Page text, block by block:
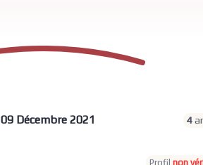
09 Décembre 2021 4
Profil non